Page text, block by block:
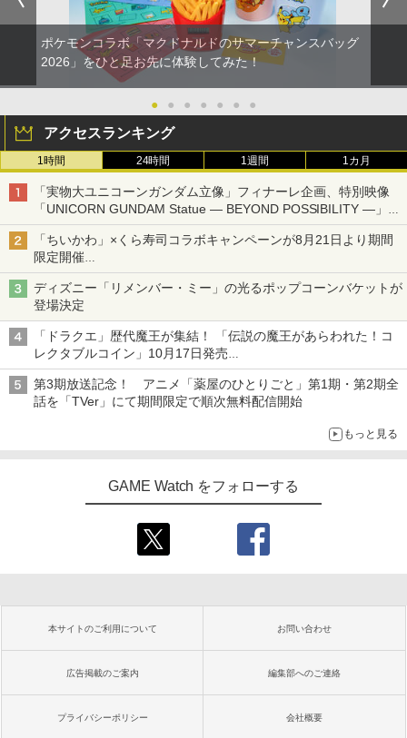
ポケモンコラボ「マクドナルドのサマーチャンスバッグ
2026」をひと足お先に体験してみた！
● ● ● ● ● ● ●
アクセスランキング
1時間 24時間 1週間 1カ月
「実物大ユニコーンガンダム立像」フィナーレ企画、特別映像
「UNICORN GUNDAM Statue ― BEYOND POSSIBILITY ―」が
8月22日から10日間限定で上映
「ちいかわ」×くら寿司コラボキャンペーンが8月21日より期間
限定開催
オリジナルの湯呑みや寿司皿が景品に登場！
ディズニー「リメンバー・ミー」の光るポップコーンバケットが
登場決定
「ドラクエ」歴代魔王が集結！ 「伝説の魔王があらわれた！コ
レクタブルコイン」10月17日発売
スクエニ・e-STOREで予約受付中
第3期放送記念！ アニメ「薬屋のひとりごと」第1期・第2期全
話を「TVer」にて期間限定で順次無料配信開始
もっと見る
GAME Watch をフォローする
本サイトのご利用について お問い合わせ
広告掲載のご案内 編集部へのご連絡
プライバシーポリシー 会社概要